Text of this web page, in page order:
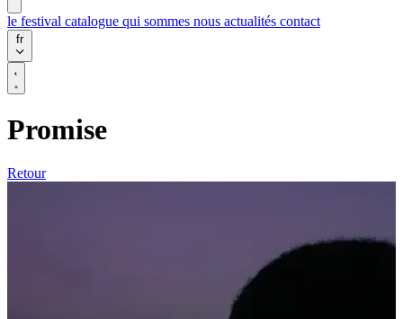
le festival catalogue qui sommes nous actualités contact
fr
Promise
Retour